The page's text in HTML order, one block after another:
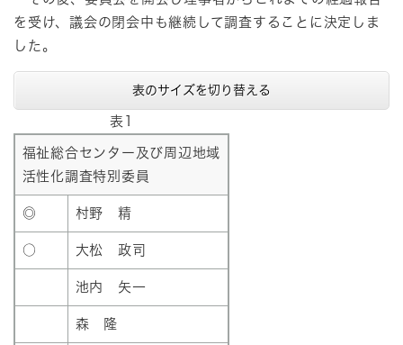
を受け、議会の閉会中も継続して調査することに決定しま
した。
表のサイズを切り替える
表1
福祉総合センター及び周辺地域
活性化調査特別委員
◎ 村野 精
○ 大松 政司
池内 矢一
森 隆